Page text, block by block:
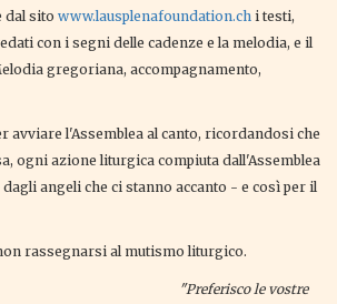
dal sito www.lausplenafoundation.ch i testi,
con i segni delle cadenze e la melodia, e il
gregoriana, accompagnamento,
avviare l'Assemblea al canto, ricordandosi che
ogni azione liturgica compiuta dall'Assemblea
angeli che ci stanno accanto - e così per il
rassegnarsi al mutismo liturgico.
"Preferisco le vostre